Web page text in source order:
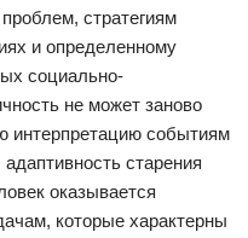
стратегиям
и определенному
социально-
не может заново
интерпретацию событиям
старения
оказывается
которые характерны